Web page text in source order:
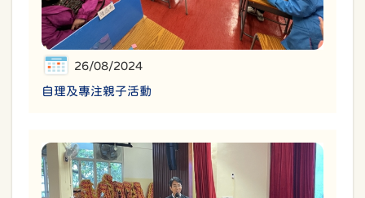
26/08/2024
自理及專注親子活動